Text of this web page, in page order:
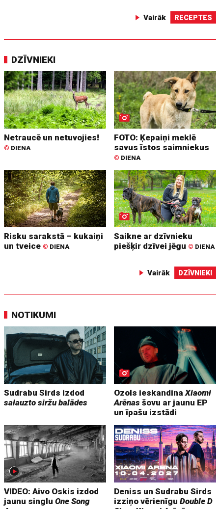
Vairāk RECEPTES
DZĪVNIEKI
Netraucē un netuvojies!
© DIENA
FOTO: Ķepaiņi meklē
savus īstos saimniekus
© DIENA
Risku sarakstā – kukaiņi
un tveice © DIENA
Saikne ar dzīvnieku
piešķir dzīvei jēgu © DIENA
Vairāk DZĪVNIEKI
NOTIKUMI
Sudrabu Sirds izdod
salauzto siržu balādes
Ozols ieskandinaXiaomi
Arēnas šovu ar jaunu EP
un īpašu izstādi
VIDEO: Aivo Oskis izdod
jaunu singluOne Song
Deniss un Sudrabu Sirds
izziņo vērienīguDouble D